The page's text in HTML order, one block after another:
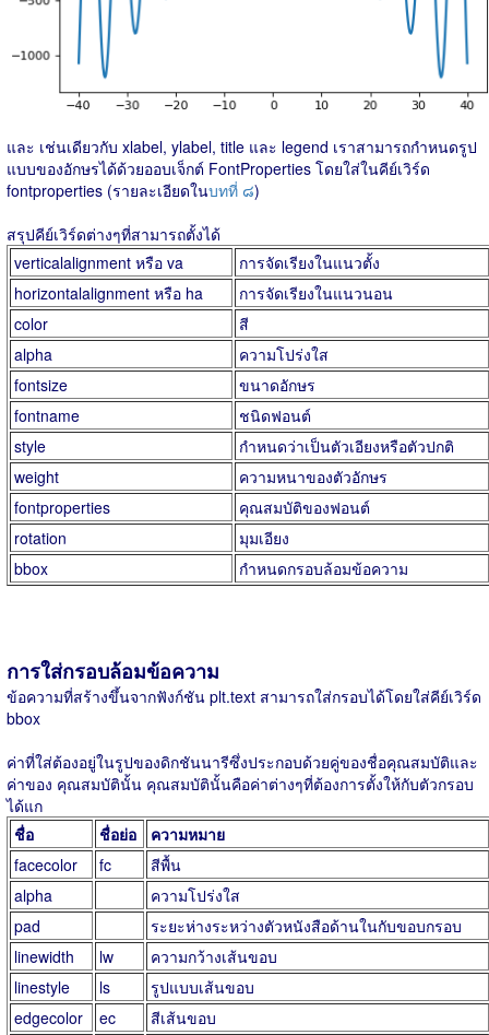
และ เช่นเดียวกับ xlabel, ylabel, title และ legend เราสามารถกำหนดรูป
แบบของอักษรได้ด้วยออบเจ็กต์ FontProperties โดยใส่ในคีย์เวิร์ด
fontproperties (รายละเอียดในบทที่ ๘)
สรุปคีย์เวิร์ดต่างๆที่สามารถตั้งได้
verticalalignment หรือ va
การจัดเรียงในแนวตั้ง
horizontalalignment หรือ ha
การจัดเรียงในแนวนอน
color
สี
alpha
ความโปร่งใส
fontsize
ขนาดอักษร
fontname
ชนิดฟอนต์
style
กำหนดว่าเป็นตัวเอียงหรือตัวปกติ
weight
ความหนาของตัวอักษร
fontproperties
คุณสมบัติของฟอนต์
rotation
มุมเอียง
bbox
กำหนดกรอบล้อมข้อความ
การใส่กรอบล้อมข้อความ
ข้อความที่สร้างขึ้นจากฟังก์ชัน plt.text สามารถใส่กรอบได้โดยใส่คีย์เวิร์ด
bbox
ค่าที่ใส่ต้องอยู่ในรูปของดิกชันนารีซึ่งประกอบด้วยคู่ของชื่อคุณสมบัติและ
ค่าของ คุณสมบัตินั้น คุณสมบัตินั้นคือค่าต่างๆที่ต้องการตั้งให้กับตัวกรอบ
ได้แก
ชื่อ
ชื่อย่อ
ความหมาย
facecolor
fc
สีพื้น
alpha
ความโปร่งใส
pad
ระยะห่างระหว่างตัวหนังสือด้านในกับขอบกรอบ
linewidth
lw
ความกว้างเส้นขอบ
linestyle
ls
รูปแบบเส้นขอบ
edgecolor
ec
สีเส้นขอบ